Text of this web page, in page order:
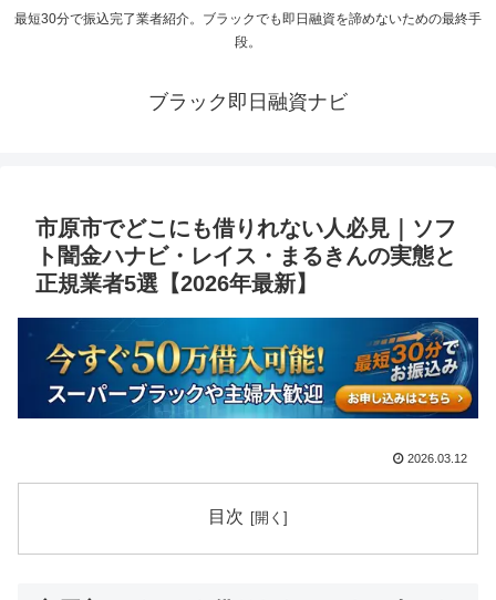
最短30分で振込完了業者紹介。ブラックでも即日融資を諦めないための最終手
段。
ブラック即日融資ナビ
市原市でどこにも借りれない人必見｜ソフ
ト闇金ハナビ・レイス・まるきんの実態と
正規業者5選【2026年最新】
2026.03.12
目次